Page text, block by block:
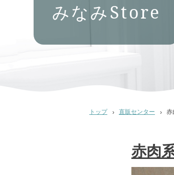
みなみStore
トップ 直販センター 赤
赤肉